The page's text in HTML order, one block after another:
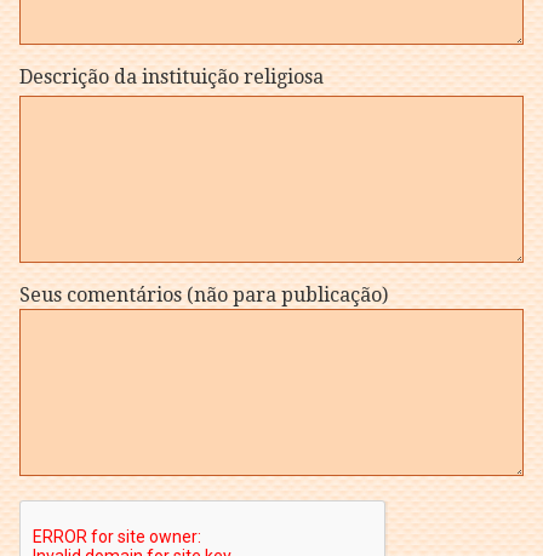
Descrição da instituição religiosa
Seus comentários (não para publicação)